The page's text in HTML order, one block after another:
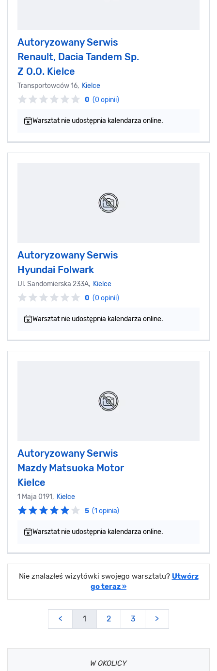
Autoryzowany Serwis
Renault, Dacia Tandem Sp.
Z O.O. Kielce
Transportowców 16, Kielce
0 (0 opinii)
Warsztat nie udostępnia kalendarza online.
Autoryzowany Serwis
Hyundai Folwark
Ul. Sandomierska 233A, Kielce
0 (0 opinii)
Warsztat nie udostępnia kalendarza online.
Autoryzowany Serwis
Mazdy Matsuoka Motor
Kielce
1 Maja 0191, Kielce
5 (1 opinia)
Warsztat nie udostępnia kalendarza online.
Nie znalazłeś wizytówki swojego warsztatu? Utwórz
go teraz »
< 1 2 3 >
W OKOLICY